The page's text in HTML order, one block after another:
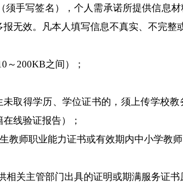
（须手写签名）
，个人需承诺所提供信息
无效。凡本人填写信息不真实、不完整
～ 200KB之间 ）；
取得学历、学位证书的 ， 须 上传学校教
在线验证报告）；
教师职业能力证书或有效期内中小学教师
关主管部门出具的证明或期满服务证书